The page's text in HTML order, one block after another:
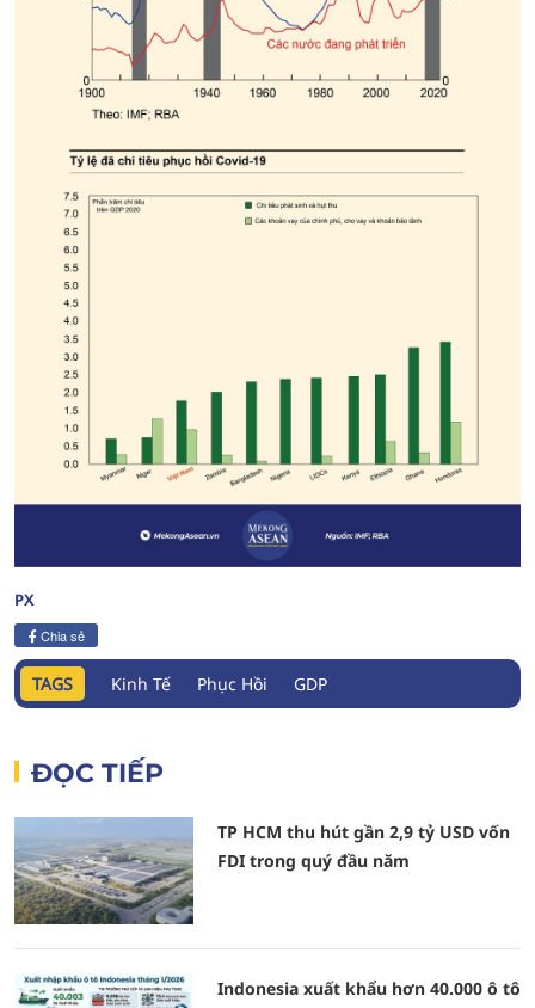
PX
Chia sẻ
TAGS Kinh Tế Phục Hồi GDP
ĐỌC TIẾP
TP HCM thu hút gần 2,9 tỷ USD vốn
FDI trong quý đầu năm
Indonesia xuất khẩu hơn 40.000 ô tô